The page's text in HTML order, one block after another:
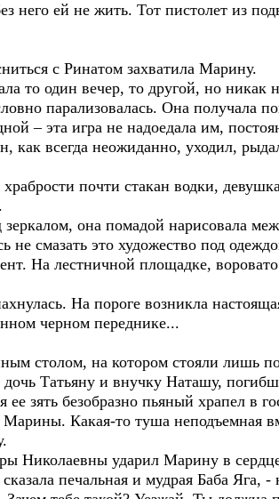
него ей не жить. Тот пистолет из
с Ринатом захватила Марину.
один вечер, то другой, но никак
парализовалась. Она получала
– эта игра не надоедала им,
как всегда неожиданно, уходил,
почти стакан водки,
она помадой нарисовала
не смазать это художество под
На лестничной площадке,
На пороге возникла
черном переднике...
на котором стояли лишь
Татьяну и внучку Наташу,
зять безобразно пьяный храпел в
Какая-то туша неподъемная
ударил Марину в сердце
печальная и мудрая Баба Яга,